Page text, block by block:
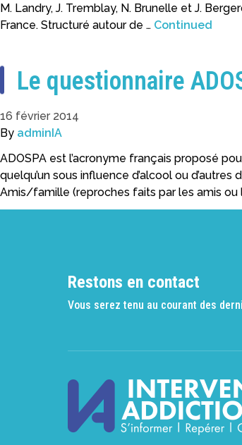
M. Landry, J. Tremblay, N. Brunelle et J.
France. Structuré autour de … Continued
Le questionnaire
16 février 2014
By adminIA
ADOSPA est l’acronyme français proposé
quelqu’un sous influence d’alcool ou
Amis/famille (reproches faits par les amis ou
Restons en contact
Vous serez tenu au courant des